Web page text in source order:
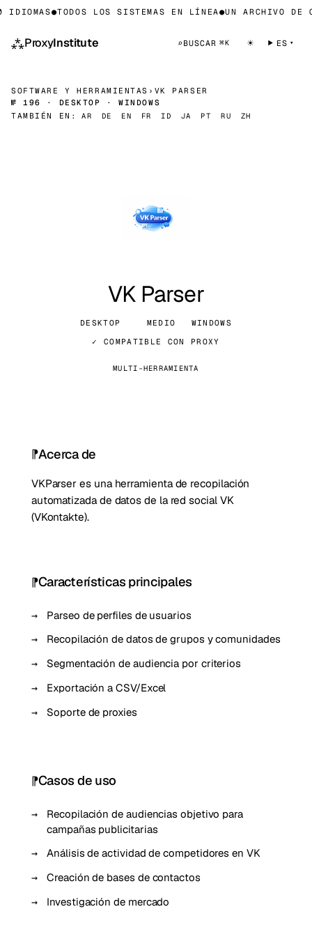
●TODOS LOS SISTEMAS EN LÍNEA●UN ARCHIVO DE
⁂ProxyInstitute ⌕ BUSCAR ⌘K ☀ ES
SOFTWARE Y HERRAMIENTAS › VK PARSER
№ 196 · DESKTOP · WINDOWS
TAMBIÉN EN:
AR DE EN FR ID JA PT RU ZH
VK Parser
DESKTOP MEDIO
WINDOWS
✓ COMPATIBLE CON PROXY
MULTI-HERRAMIENTA
Acerca de
VKParser es una herramienta de recopilación
automatizada de datos de la red social VK
(VKontakte).
Características principales
Parseo de perfiles de usuarios
Recopilación de datos de grupos y comunidades
Segmentación de audiencia por criterios
Exportación a CSV/Excel
Soporte de proxies
Casos de uso
Recopilación de audiencias objetivo para
campañas publicitarias
Análisis de actividad de competidores en VK
Creación de bases de contactos
Investigación de mercado